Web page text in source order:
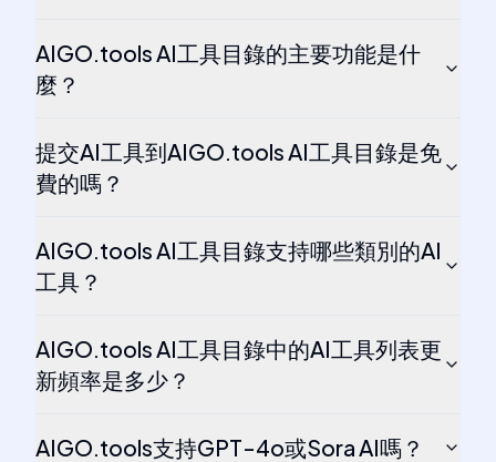
AIGO.tools AI工具目錄的主要功能是什
麼？
提交AI工具到AIGO.tools AI工具目錄是免
費的嗎？
AIGO.tools AI工具目錄支持哪些類別的AI
工具？
AIGO.tools AI工具目錄中的AI工具列表更
新頻率是多少？
AIGO.tools支持GPT-4o或Sora AI嗎？